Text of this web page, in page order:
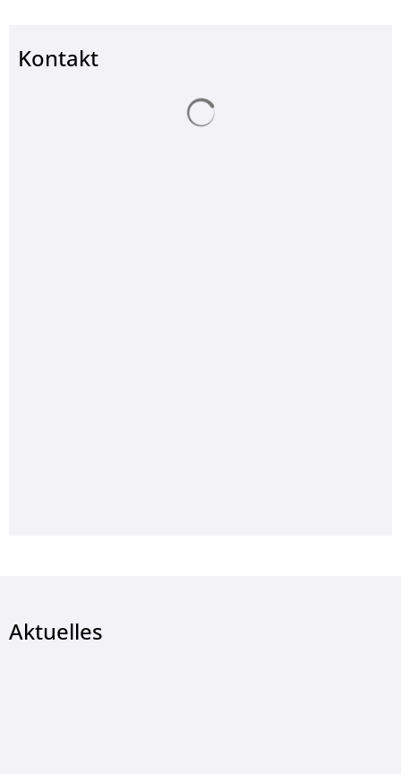
Kontakt
Aktuelles